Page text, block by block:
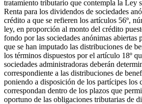
tratamiento tributario que contempla la Ley
Renta para los dividendos de sociedades
crédito a que se refieren los artículos 56º,
ley, en proporción al monto del crédito
fondo por las sociedades anónimas abiertas
que se han imputado las distribuciones de
los términos dispuestos por el artículo 18º
sociedades administradoras deberán
correspondiente a las distribuciones de
poniendo a disposición de los partícipes los
correspondan dentro de los plazos que
oportuno de las obligaciones tributarias de